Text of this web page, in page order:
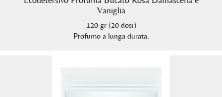
Vaniglia
120 gr (20 dosi)
Profumo a lunga durata.